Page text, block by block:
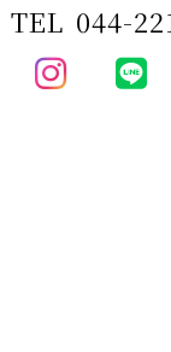
TEL 044-